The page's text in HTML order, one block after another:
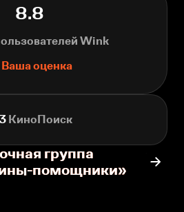
8.8
Wink
Ваша оценка
КиноПоиск
группа
помощники»